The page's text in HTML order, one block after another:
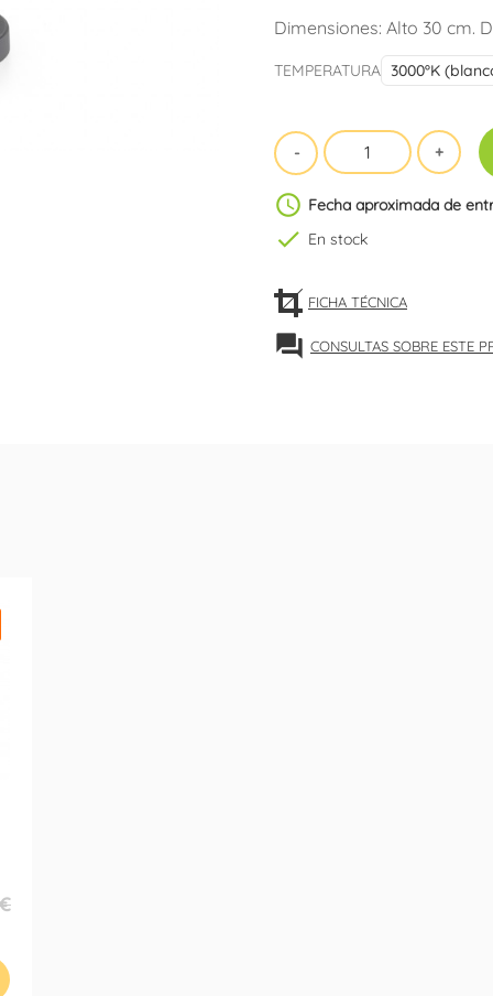
Dimensiones: Alto 30 cm.
TEMPERATURA
schedule Fecha aproximada de
check En stock
FICHA TÉCNICA
forum CONSULTAS SOBRE ESTE